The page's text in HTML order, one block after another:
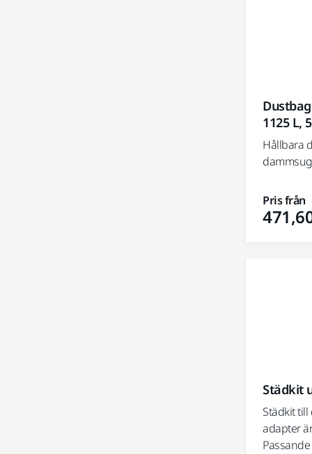
1125 L,
Hållbara
Pris från
Städkit
Städkit
adapter